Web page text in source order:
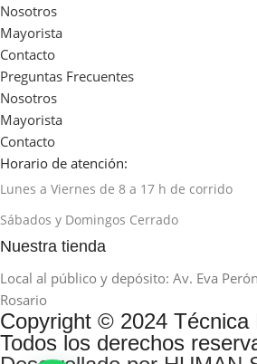
Nosotros
Mayorista
Contacto
Preguntas Frecuentes
Nosotros
Mayorista
Contacto
Horario de atención:
Lunes a Viernes de 8 a 17 h de corrido
Sábados y Domingos Cerrado
Nuestra tienda
Local al público y depósito: Av. Eva
Rosario
Copyright © 2024 Técnica
Todos los derechos